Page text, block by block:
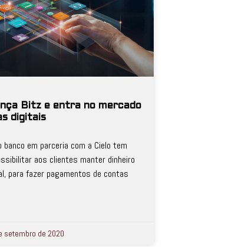
Bitz e entra no mercado
digitais
em parceria com a Cielo tem
aos clientes manter dinheiro
para fazer pagamentos de contas
setembro de 2020